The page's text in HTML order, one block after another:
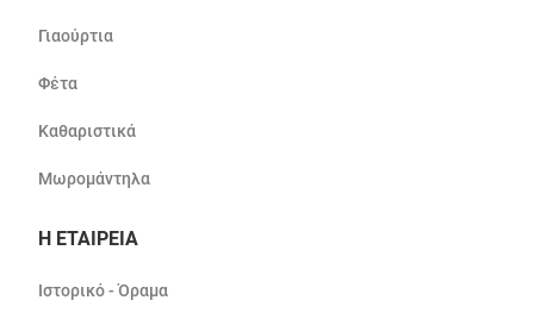
Γιαούρτια
Φέτα
Καθαριστικά
Μωρομάντηλα
Η ΕΤΑΙΡΕΙΑ
Ιστορικό - Όραμα